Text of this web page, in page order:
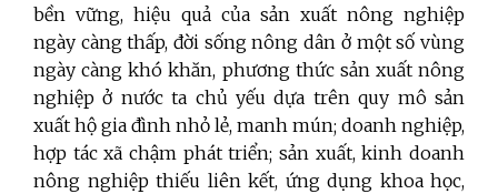
bền vững, hiệu quả của sản xuất nông nghiệp
ngày càng thấp, đời sống nông dân ở một số vùng
ngày càng khó khăn, phương thức sản xuất nông
nghiệp ở nước ta chủ yếu dựa trên quy mô sản
xuất hộ gia đình nhỏ lẻ, manh mún; doanh nghiệp,
hợp tác xã chậm phát triển; sản xuất, kinh doanh
nông nghiệp thiếu liên kết, ứng dụng khoa học,